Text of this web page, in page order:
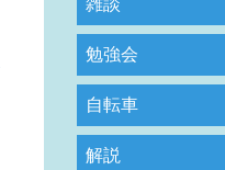
勉強会
自転車
解説